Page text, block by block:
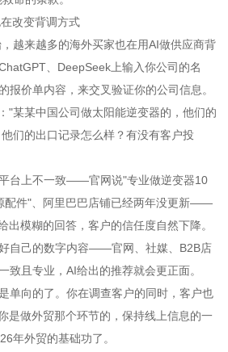
改变背调方式
越来越多的海外买家也在用AI做供应商背
、DeepSeek上输入你公司的名
报价单内容，来交叉验证你的公司信息。
"某某中国公司做太阳能逆变器的，他们的
们的出口记录怎么样？有没有客户投
台上不一致——官网说"专业做逆变器10
配件"、阿里巴巴店铺已经两年没更新——
出模糊的回答，客户的信任度自然下降。
自己的数字内容——官网、社媒、B2B店
致且专业，AI给出的推荐就会更正面。
单向的了。你在调查客户的同时，客户也
是做外贸那个环节的，保持线上信息的一
年外贸的基础功了。